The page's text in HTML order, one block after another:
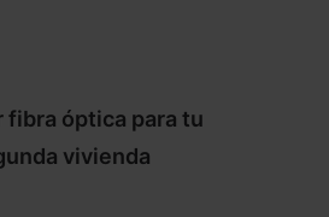
fibra óptica para tu
vivienda